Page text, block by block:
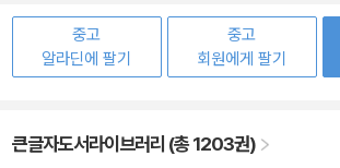
중고
알라딘에 팔기
중고
회원에게 팔기
큰글자도서라이브러리 (총 1203권)